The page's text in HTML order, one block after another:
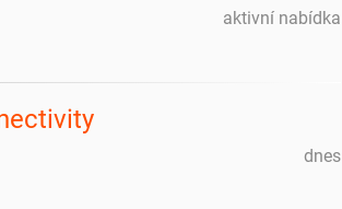
aktivní nabídka
dnes